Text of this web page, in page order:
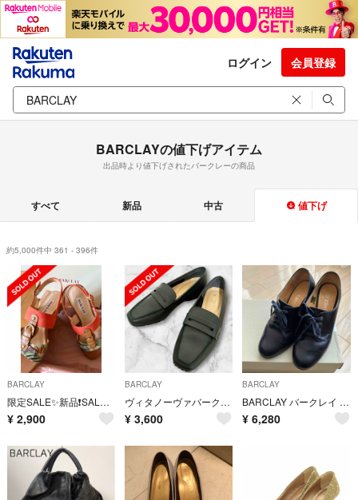
ログイン 会員登録
BARCLAYの値下げアイテム
出品時より値下げされたバークレーの商品
すべて 新品 中古 値下げ
約5,000件中 361 - 396件
BARCLAY
限定SALE✨新品❗️SALE‼️【BARCLAY】サンダル
¥ 2,900
BARCLAY
ヴィタノーヴァバークレー コインローファースリッポン ブラック黒 スクエアトゥ
¥ 3,600
BARCLAY
BARCLAY バークレイ パンプス 22cm
¥ 6,280